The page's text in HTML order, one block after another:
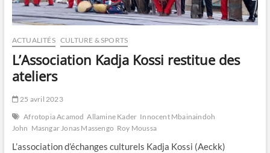
ACTUALITÉS CULTURE & SPORTS
L’Association Kadja Kossi restitue des
ateliers
25 avril 2023
Afrotopia Acamod Allamine Kader Innocent Mbainaindoh
John Masngar Jonas Massengo Roy Moussa
L’association d’échanges culturels Kadja Kossi (Aeckk)